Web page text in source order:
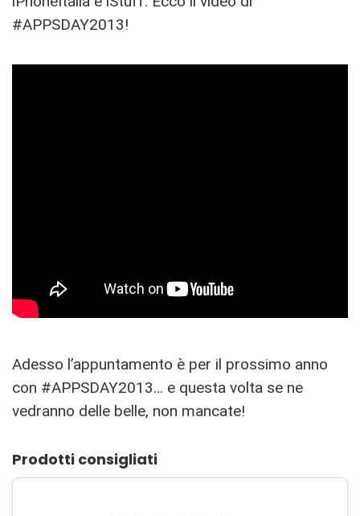
#APPSDAY2013!
Adesso l’appuntamento è per il prossimo anno
con #APPSDAY2013… e questa volta se ne
vedranno delle belle, non mancate!
Prodotti consigliati